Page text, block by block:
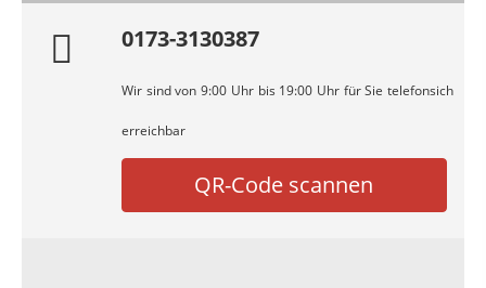
0173-3130387
Wir sind von 9:00 Uhr bis 19:00 Uhr für Sie telefonsich
erreichbar
QR-Code scannen